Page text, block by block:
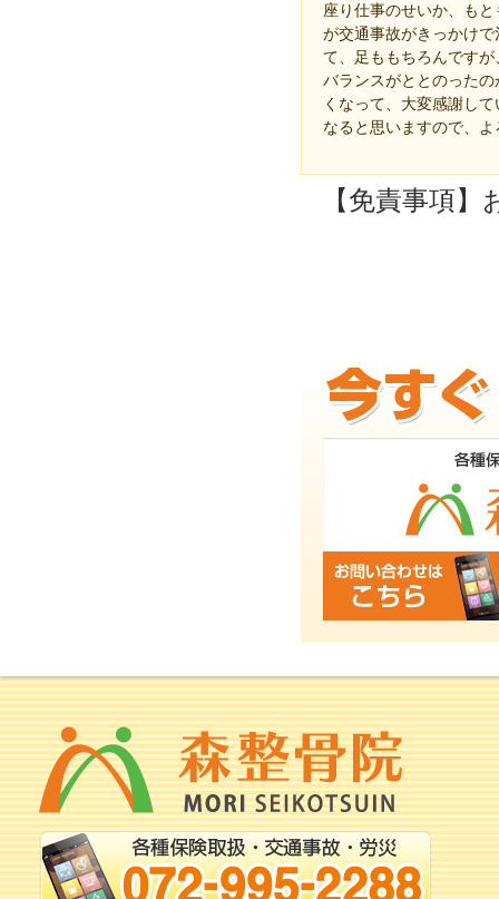
座り仕事のせいか、も
が交通事故がきっかけ
て、足ももちろんです
バランスがととのった
くなって、大変感謝し
なると思いますので、
【免責事項